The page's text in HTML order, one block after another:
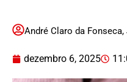
André Claro da Fonseca,
dezembro 6, 2025